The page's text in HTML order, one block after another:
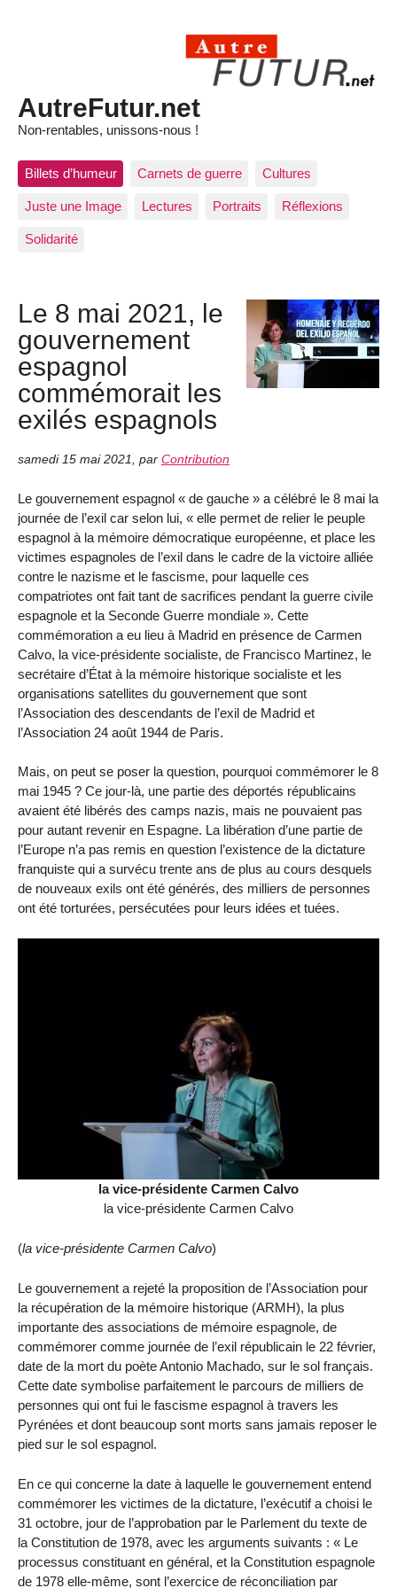
AutreFutur.net
Non-rentables, unissons-nous !
Billets d’humeur Carnets de guerre Cultures
Juste une Image Lectures Portraits Réflexions
Solidarité
Le 8 mai 2021, le
gouvernement
espagnol
commémorait les
exilés espagnols
samedi 15 mai 2021 par Contribution
Le gouvernement espagnol « de gauche » a célébré le 8 mai la
journée de l’exil car selon lui, « elle permet de relier le peuple
espagnol à la mémoire démocratique européenne, et place les
victimes espagnoles de l’exil dans le cadre de la victoire alliée
contre le nazisme et le fascisme, pour laquelle ces
compatriotes ont fait tant de sacrifices pendant la guerre civile
espagnole et la Seconde Guerre mondiale ». Cette
commémoration a eu lieu à Madrid en présence de Carmen
Calvo, la vice-présidente socialiste, de Francisco Martinez, le
secrétaire d’État à la mémoire historique socialiste et les
organisations satellites du gouvernement que sont
l’Association des descendants de l’exil de Madrid et
l’Association 24 août 1944 de Paris.
Mais, on peut se poser la question, pourquoi commémorer le 8
mai 1945 ? Ce jour-là, une partie des déportés républicains
avaient été libérés des camps nazis, mais ne pouvaient pas
pour autant revenir en Espagne. La libération d’une partie de
l’Europe n’a pas remis en question l’existence de la dictature
franquiste qui a survécu trente ans de plus au cours desquels
de nouveaux exils ont été générés, des milliers de personnes
ont été torturées, persécutées pour leurs idées et tuées.
la vice-présidente Carmen Calvo
la vice-présidente Carmen Calvo
(la vice-présidente Carmen Calvo)
Le gouvernement a rejeté la proposition de l’Association pour
la récupération de la mémoire historique (ARMH), la plus
importante des associations de mémoire espagnole, de
commémorer comme journée de l’exil républicain le 22 février,
date de la mort du poète Antonio Machado, sur le sol français.
Cette date symbolise parfaitement le parcours de milliers de
personnes qui ont fui le fascisme espagnol à travers les
Pyrénées et dont beaucoup sont morts sans jamais reposer le
pied sur le sol espagnol.
En ce qui concerne la date à laquelle le gouvernement entend
commémorer les victimes de la dictature, l’exécutif a choisi le
31 octobre, jour de l’approbation par le Parlement du texte de
la Constitution de 1978, avec les arguments suivants : « Le
processus constituant en général, et la Constitution espagnole
de 1978 elle-même, sont l’exercice de réconciliation par